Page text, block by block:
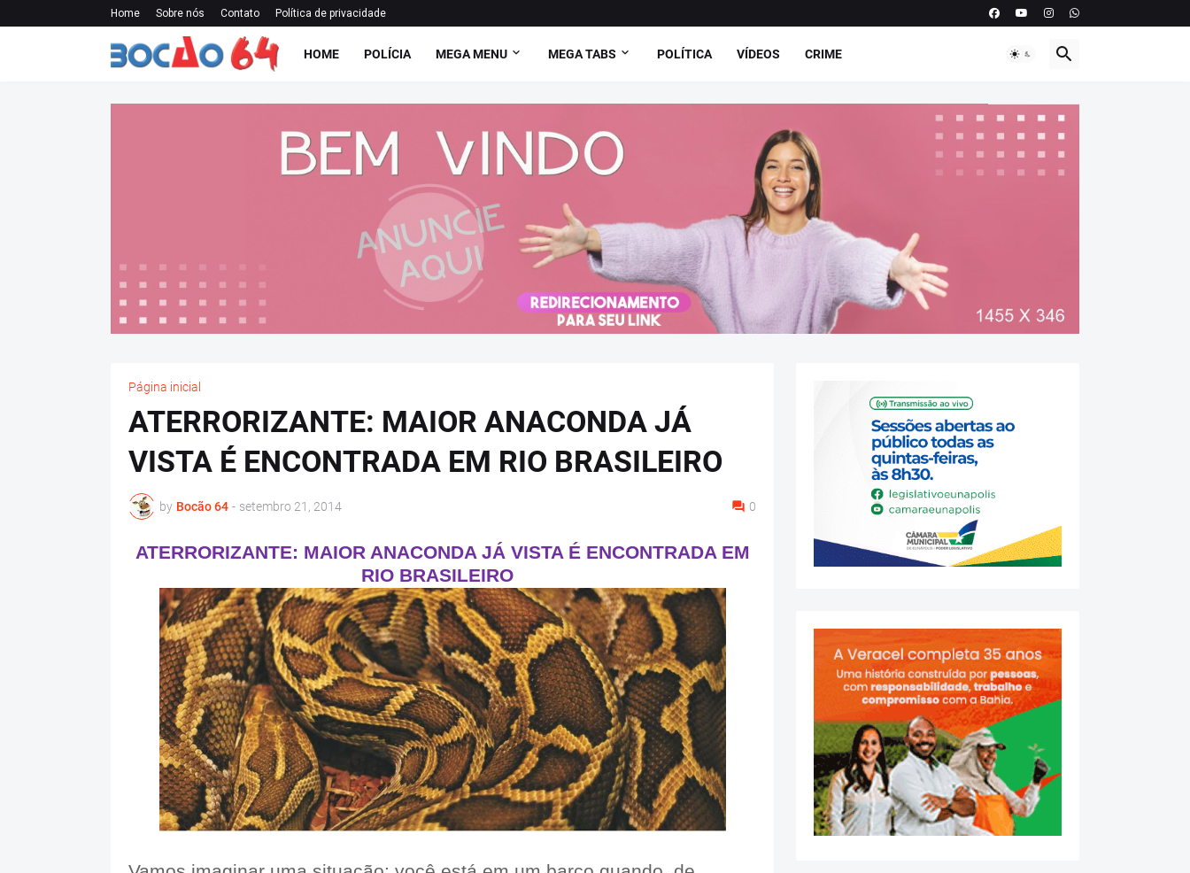
Home Sobre nós Contato Política de privacidade
HOME POLÍCIA MEGA MENU MEGA TABS POLÍTICA VÍDEOS CRIME
Página inicial
ATERRORIZANTE: MAIOR ANACONDA JÁ
VISTA É ENCONTRADA EM RIO BRASILEIRO
by Bocão 64 - setembro 21, 2014 0
ATERRORIZANTE: MAIOR ANACONDA JÁ VISTA É ENCONTRADA EM
RIO BRASILEIRO